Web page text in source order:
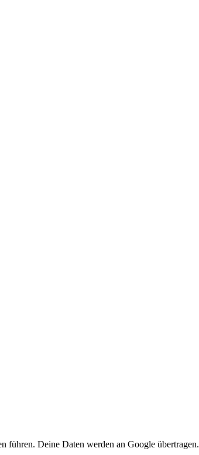
führen. Deine Daten werden an Google übertragen.